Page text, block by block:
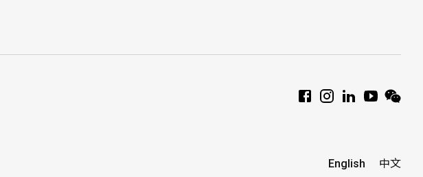
English 中文